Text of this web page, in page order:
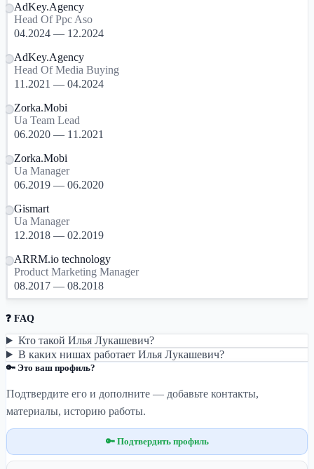
AdKey.Agency
Head Of Ppc Aso
04.2024 — 12.2024
AdKey.Agency
Head Of Media Buying
11.2021 — 04.2024
Zorka.Mobi
Ua Team Lead
06.2020 — 11.2021
Zorka.Mobi
Ua Manager
06.2019 — 06.2020
Gismart
Ua Manager
12.2018 — 02.2019
ARRM.io technology
Product Marketing Manager
08.2017 — 08.2018
❓ FAQ
Кто такой Илья Лукашевич?
В каких нишах работает Илья Лукашевич?
🔑 Это ваш профиль?
Подтвердите его и дополните — добавьте контакты,
материалы, историю работы.
🔑 Подтвердить профиль